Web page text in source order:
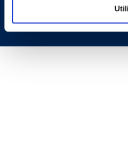
Copyright © 2026 | Ogletree Deakins